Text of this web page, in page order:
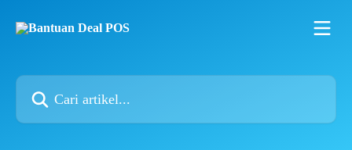
Cari artikel...